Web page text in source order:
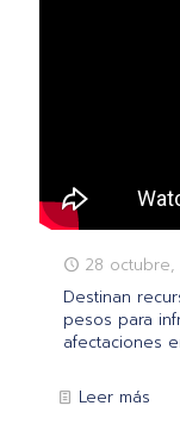
28 octubre,
Destinan
pesos para
afectaciones
Leer más